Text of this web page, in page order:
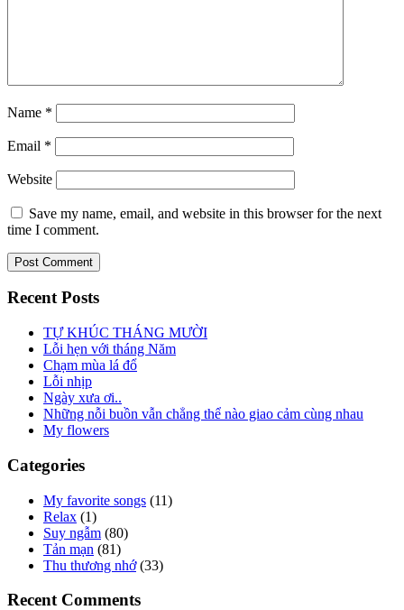
Name *
Email *
Website
Save my name, email, and website in this browser for the next
time I comment.
Recent Posts
TỰ KHÚC THÁNG MƯỜI
Lỗi hẹn với tháng Năm
Chạm mùa lá đổ
Lỗi nhịp
Ngày xưa ơi..
Những nỗi buồn vẫn chẳng thể nào giao cảm cùng nhau
My flowers
Categories
My favorite songs (11)
Relax (1)
Suy ngẫm (80)
Tản mạn (81)
Thu thương nhớ(33)
Recent Comments